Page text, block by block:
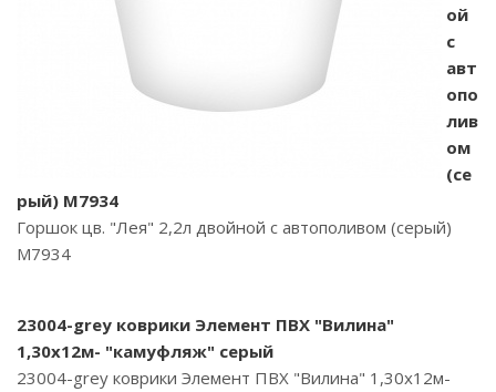
ой
с
авт
опо
лив
ом
(се
рый) М7934
Горшок цв. "Лея" 2,2л двойной с автополивом (серый)
М7934
23004-grey коврики Элемент ПВХ "Вилина"
1,30х12м- "камуфляж" серый
23004-grey коврики Элемент ПВХ "Вилина" 1,30х12м-